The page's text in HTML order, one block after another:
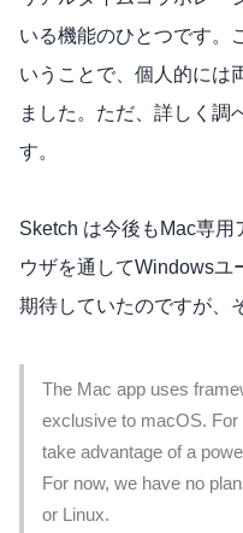
いる機能のひとつです。
いうことで、個人的には
ました。ただ、詳しく調
す。
Sketch は今後もMac専用
ウザを通してWindowsユ
期待していたのですが、
The Mac app uses
exclusive to macOS.
take advantage of a
For now, we have no
or Linux.